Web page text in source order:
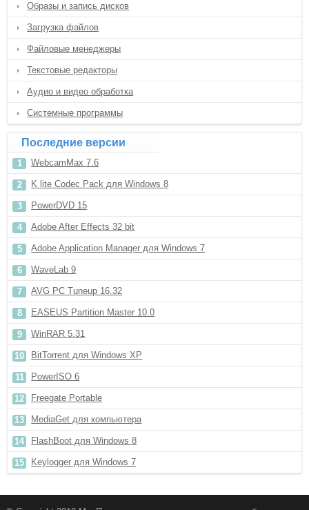
Образы и запись дисков
Загрузка файлов
Файловые менеджеры
Текстовые редакторы
Аудио и видео обработка
Системные программы
Последние версии
WebcamMax 7.6
K lite Codec Pack для Windows 8
PowerDVD 15
Adobe After Effects 32 bit
Adobe Application Manager для Windows 7
WaveLab 9
AVG PC Tuneup 16.32
EASEUS Partition Master 10.0
WinRAR 5.31
BitTorrent для Windows XP
PowerISO 6
Freegate Portable
MediaGet для компьютера
FlashBoot для Windows 8
Keylogger для Windows 7